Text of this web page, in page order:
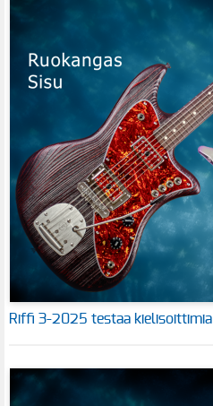
Riffi 3-2025 testaa kielisoittimia